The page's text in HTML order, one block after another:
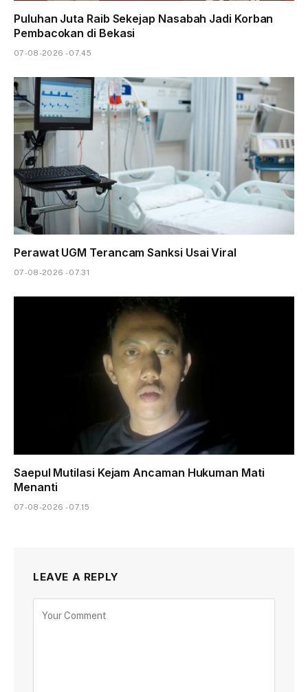
Puluhan Juta Raib Sekejap Nasabah Jadi Korban
Pembacokan di Bekasi
07-08-2026 - 07.45
Perawat UGM Terancam Sanksi Usai Viral
07-08-2026 - 07.31
Saepul Mutilasi Kejam Ancaman Hukuman Mati
Menanti
07-08-2026 - 07.15
LEAVE A REPLY